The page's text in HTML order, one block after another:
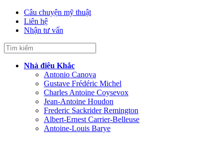
Câu chuyện mỹ thuật
Liên hệ
Nhận tư vấn
Nhà điêu Khắc
Antonio Canova
Gustave Frédéric Michel
Charles Antoine Coysevox
Jean-Antoine Houdon
Frederic Sackrider Remington
Albert-Ernest Carrier-Belleuse
Antoine-Louis Barye